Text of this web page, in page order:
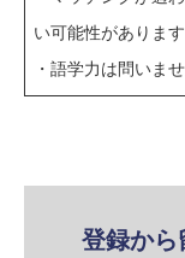
い可能性があります
・語学力は問いま
登録から